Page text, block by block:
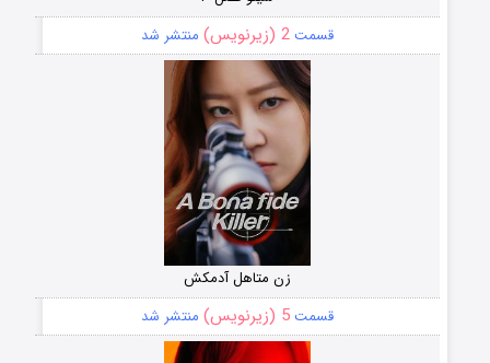
قسمت2 (زیرنویس) منتشر شد
زن متاهل آدمکش
قسمت5 (زیرنویس) منتشر شد